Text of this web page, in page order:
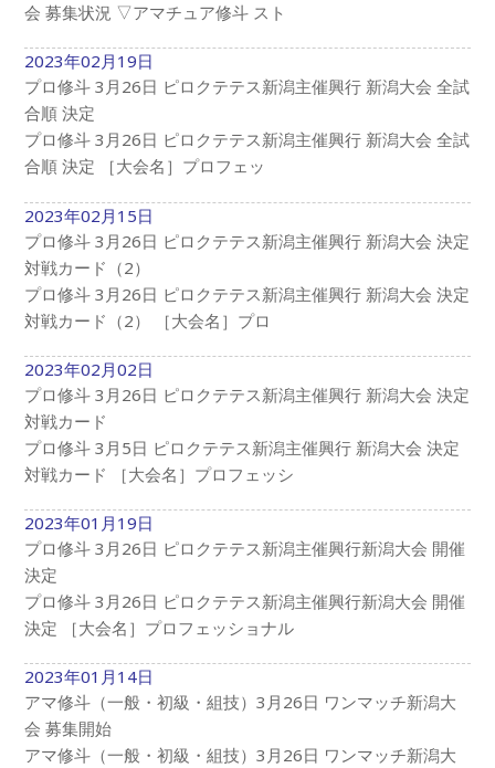
会 募集状況 ▽アマチュア修斗 スト
2023年02月19日
プロ修斗 3月26日 ピロクテテス新潟主催興行 新潟大会 全試
合順 決定
プロ修斗 3月26日 ピロクテテス新潟主催興行 新潟大会 全試
合順 決定 ［大会名］プロフェッ
2023年02月15日
プロ修斗 3月26日 ピロクテテス新潟主催興行 新潟大会 決定
対戦カード（2）
プロ修斗 3月26日 ピロクテテス新潟主催興行 新潟大会 決定
対戦カード（2） ［大会名］プロ
2023年02月02日
プロ修斗 3月26日 ピロクテテス新潟主催興行 新潟大会 決定
対戦カード
プロ修斗 3月5日 ピロクテテス新潟主催興行 新潟大会 決定
対戦カード ［大会名］プロフェッシ
2023年01月19日
プロ修斗 3月26日 ピロクテテス新潟主催興行新潟大会 開催
決定
プロ修斗 3月26日 ピロクテテス新潟主催興行新潟大会 開催
決定 ［大会名］プロフェッショナル
2023年01月14日
アマ修斗（一般・初級・組技）3月26日 ワンマッチ新潟大
会 募集開始
アマ修斗（一般・初級・組技）3月26日 ワンマッチ新潟大